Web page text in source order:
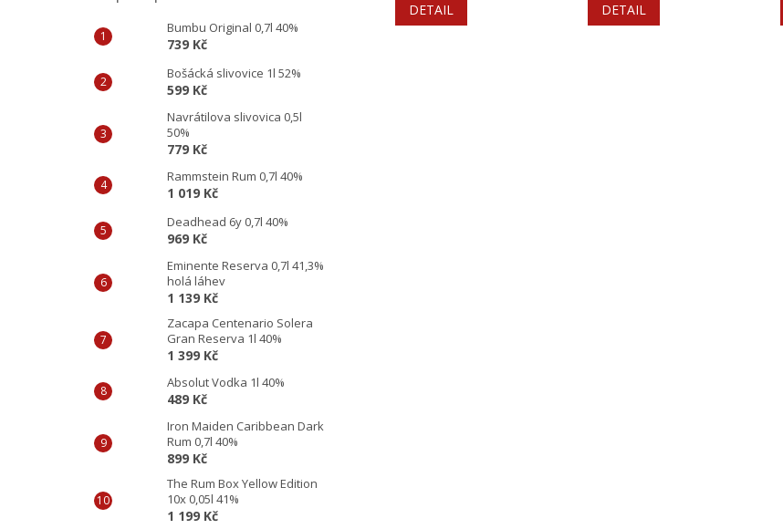
Bumbu Original 0,7l 40%
739 Kč
Bošácká slivovice 1l 52%
599 Kč
Navrátilova slivovica 0,5l
50%
779 Kč
Rammstein Rum 0,7l 40%
1 019 Kč
Deadhead 6y 0,7l 40%
969 Kč
Eminente Reserva 0,7l 41,3%
holá láhev
1 139 Kč
Zacapa Centenario Solera
Gran Reserva 1l 40%
1 399 Kč
Absolut Vodka 1l 40%
489 Kč
Iron Maiden Caribbean Dark
Rum 0,7l 40%
899 Kč
The Rum Box Yellow Edition
10x 0,05l 41%
1 199 Kč
DETAIL DETAIL